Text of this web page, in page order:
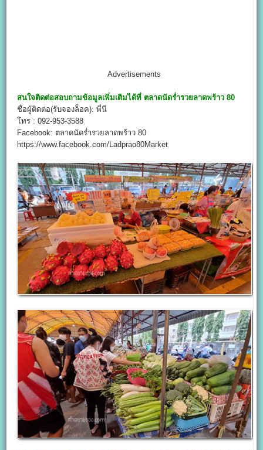
Advertisements
สนใจติดต่อสอบถามข้อมูลเพิ่มเติมได้ที่ ตลาดนัดร่ำรวยลาดพร้าว 80
ชื่อผู้ติดต่อ(รับจองล็อค): พี่นี
โทร : 092-953-3588
Facebook: ตลาดนัดร่ำรวยลาดพร้าว 80
https://www.facebook.com/Ladprao80Market